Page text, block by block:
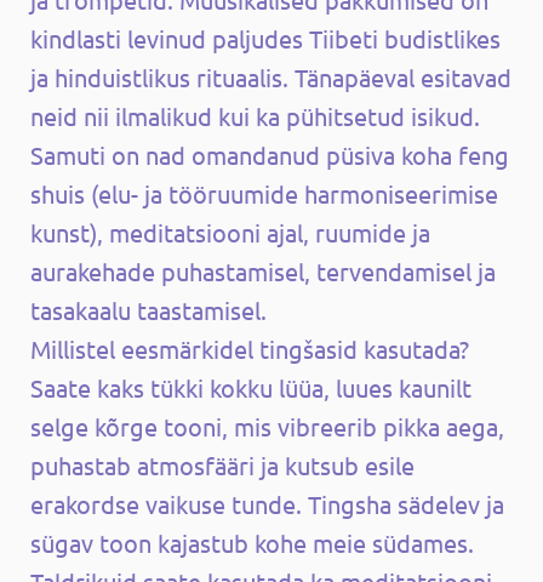
kindlasti levinud paljudes Tiibeti budistlikes
ja hinduistlikus rituaalis. Tänapäeval esitavad
neid nii ilmalikud kui ka pühitsetud isikud.
Samuti on nad omandanud püsiva koha feng
shuis (elu- ja tööruumide harmoniseerimise
kunst), meditatsiooni ajal, ruumide ja
aurakehade puhastamisel, tervendamisel ja
tasakaalu taastamisel.
Millistel eesmärkidel tingšasid kasutada?
Saate kaks tükki kokku lüüa, luues kaunilt
selge kõrge tooni, mis vibreerib pikka aega,
puhastab atmosfääri ja kutsub esile
erakordse vaikuse tunde. Tingsha sädelev ja
sügav toon kajastub kohe meie südames.